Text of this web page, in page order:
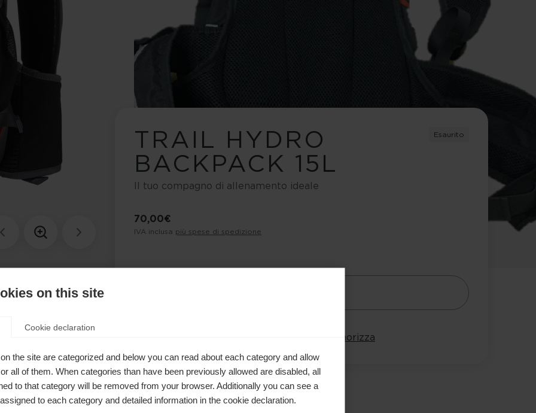
TRAIL HYDRO
BACKPACK 15L
Il tuo compagno di allenamento ideale
Esaurito
70,00 €
IVA inclusa più spese di spedizione
Memorizza
Zaino
con
di 15 litri,
on this site
Cookie declaration
the site are categorized and below you can read about each category and allow
all of them. When categories than have been previously allowed are disabled, all
to that category will be removed from your browser. Additionally you can see a
to each category and detailed information in the cookie declaration.